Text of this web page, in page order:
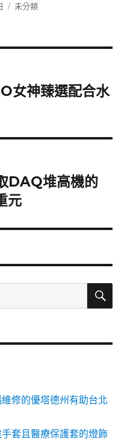
分
未分類
女神臻選配合水
DAQ堆高機的
元
搜
修的優塔德州有助台北
套且醫療保護套的燈飾